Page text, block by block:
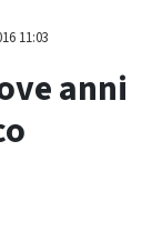
11:03
anni